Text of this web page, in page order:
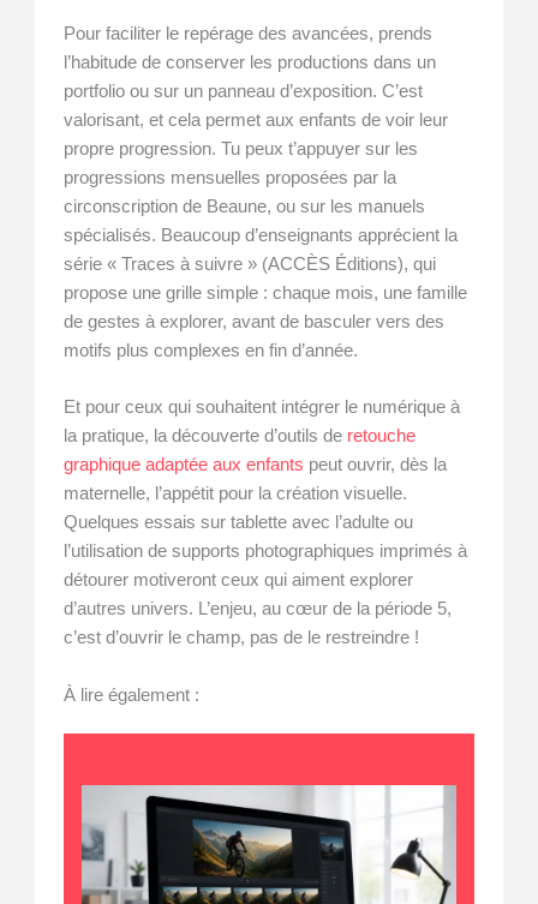
Pour faciliter le repérage des avancées, prends
l’habitude de conserver les productions dans un
portfolio ou sur un panneau d’exposition. C’est
valorisant, et cela permet aux enfants de voir leur
propre progression. Tu peux t’appuyer sur les
progressions mensuelles proposées par la
circonscription de Beaune, ou sur les manuels
spécialisés. Beaucoup d’enseignants apprécient la
série « Traces à suivre » (ACCÈS Éditions), qui
propose une grille simple : chaque mois, une famille
de gestes à explorer, avant de basculer vers des
motifs plus complexes en fin d’année.
Et pour ceux qui souhaitent intégrer le numérique à
la pratique, la découverte d’outils de retouche
graphique adaptée aux enfants peut ouvrir, dès la
maternelle, l’appétit pour la création visuelle.
Quelques essais sur tablette avec l’adulte ou
l’utilisation de supports photographiques imprimés à
détourer motiveront ceux qui aiment explorer
d’autres univers. L’enjeu, au cœur de la période 5,
c’est d’ouvrir le champ, pas de le restreindre !
À lire également :